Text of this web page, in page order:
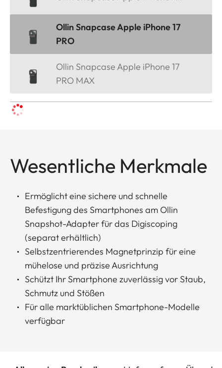
Ollin Snapcase Apple iPhone 17
PRO
Ollin Snapcase Apple iPhone 17
PRO MAX
Wesentliche Merkmale
Ermöglicht eine sichere und schnelle
Befestigung des Smartphones am Ollin
Snapshot-Adapter für das Digiscoping
(separat erhältlich)
Selbstzentrierendes Magnetprinzip für eine
mühelose und präzise Ausrichtung
Schützt Ihr Smartphone zuverlässig vor Staub,
Schmutz und Stößen
Für alle marktüblichen Smartphone-Modelle
verfügbar